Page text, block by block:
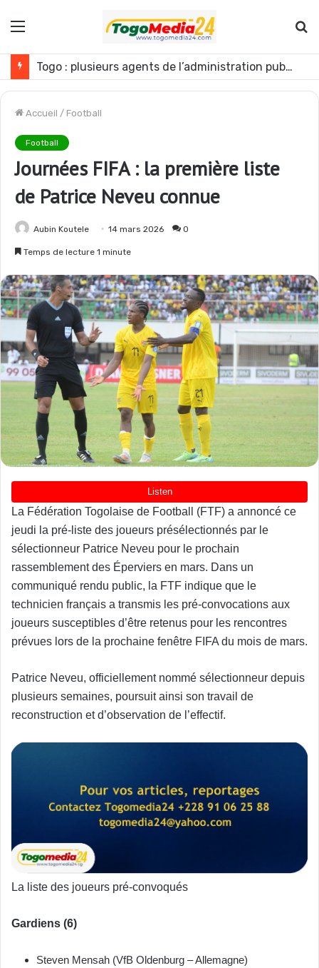
Menu
Togo : plusieurs agents de l’administration publique révoqués
Accueil / Football
Football
Journées FIFA : la première liste
de Patrice Neveu connue
Aubin Koutele 14 mars 2026 0
Temps de lecture 1 minute
La Fédération Togolaise de Football (FTF) a annoncé ce
jeudi la pré-liste des joueurs présélectionnés par le
sélectionneur Patrice Neveu pour le prochain
rassemblement des Éperviers en mars. Dans un
communiqué rendu public, la FTF indique que le
technicien français a transmis les pré-convocations aux
joueurs susceptibles d’être retenus pour les rencontres
prévues lors de la prochaine fenêtre FIFA du mois de mars.
Patrice Neveu, officiellement nommé sélectionneur depuis
plusieurs semaines, poursuit ainsi son travail de
reconstruction et d’observation de l’effectif.
La liste des joueurs pré-convoqués
Gardiens (6)
Steven Mensah (VfB Oldenburg – Allemagne)